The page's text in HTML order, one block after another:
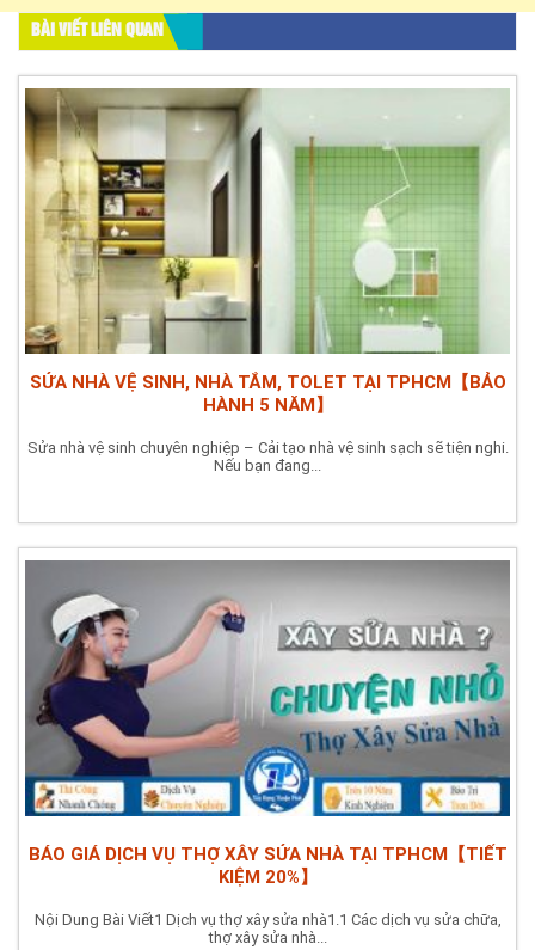
BÀI VIẾT LIÊN QUAN
SỬA NHÀ VỆ SINH, NHÀ TẮM, TOLET TẠI TPHCM【BẢO
HÀNH 5 NĂM】
Sửa nhà vệ sinh chuyên nghiệp – Cải tạo nhà vệ sinh sạch sẽ tiện nghi.
Nếu bạn đang...
BÁO GIÁ DỊCH VỤ THỢ XÂY SỬA NHÀ TẠI TPHCM【TIẾT
KIỆM 20%】
Nội Dung Bài Viết1 Dịch vụ thợ xây sửa nhà1.1 Các dịch vụ sửa chữa,
thợ xây sửa nhà...